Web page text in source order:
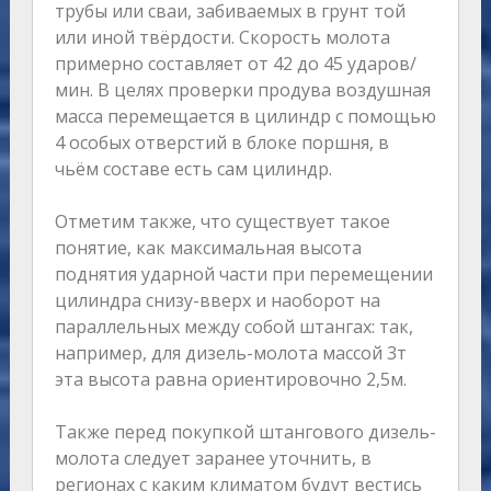
трубы или сваи, забиваемых в грунт той
или иной твёрдости. Скорость молота
примерно составляет от 42 до 45 ударов/
мин. В целях проверки продува воздушная
масса перемещается в цилиндр с помощью
4 особых отверстий в блоке поршня, в
чьём составе есть сам цилиндр.
Отметим также, что существует такое
понятие, как максимальная высота
поднятия ударной части при перемещении
цилиндра снизу-вверх и наоборот на
параллельных между собой штангах: так,
например, для дизель-молота массой 3т
эта высота равна ориентировочно 2,5м.
Также перед покупкой штангового дизель-
молота следует заранее уточнить, в
регионах с каким климатом будут вестись